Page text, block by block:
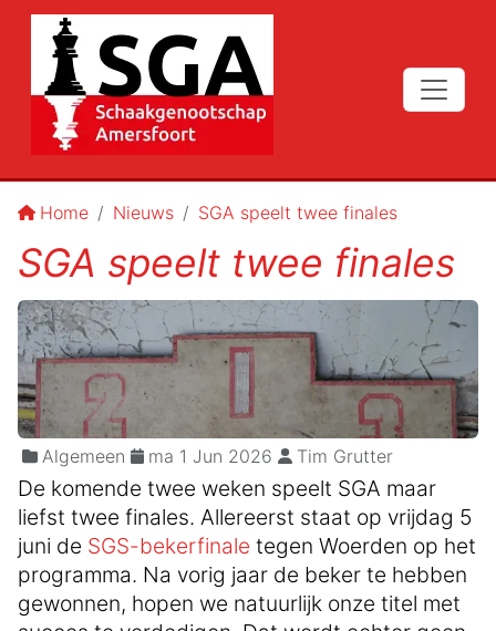
Home Nieuws SGA speelt twee finales
SGA speelt twee finales
Algemeen ma 1 Jun 2026 Tim Grutter
De komende twee weken speelt SGA maar
liefst twee finales. Allereerst staat op vrijdag 5
juni de SGS-bekerfinale tegen Woerden op het
programma. Na vorig jaar de beker te hebben
gewonnen, hopen we natuurlijk onze titel met